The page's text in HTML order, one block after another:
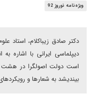
ویژه‌نامه نوروز 92
دکتر صادق زیباکلام، استاد
دیپلماسی ایرانی با اشاره
است دولت اصولگرا در هشت
بیندیشد به شعارها و